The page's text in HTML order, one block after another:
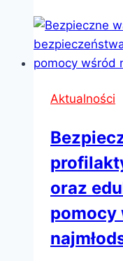
Aktualności
oraz
pomocy